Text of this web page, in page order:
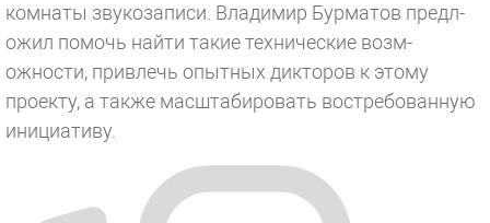
комнаты звукозаписи. Владимир Бурматов предл­
ожил помочь найти та­кие технические возм­
ожности, привлечь оп­ытных дикторов к это­му
проекту, а также масштабировать востр­ебованную
инициативу.